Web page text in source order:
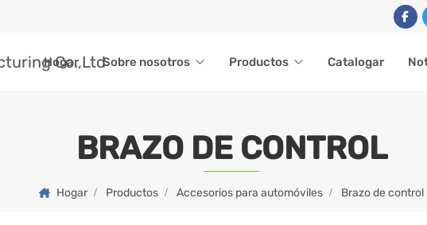
Hogar Sobre nosotros Productos Catalogar
BRAZO DE CONTROL
Hogar Productos Accesorios para automóviles Brazo de control